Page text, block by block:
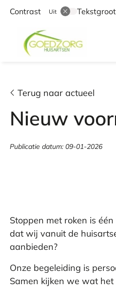
Contrast Uit
Nieuw
Terug naar actueel
Publicatie datum: 09-01-2026
Stoppen met roken is
dat wij vanuit de
aanbieden?
Onze begeleiding is
Samen kijken we wat het